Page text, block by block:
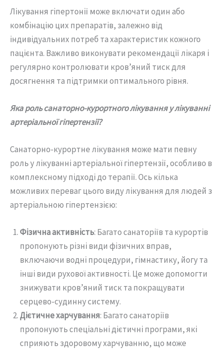
Лікування гіпертонії може включати один або
комбінацію цих препаратів, залежно від
індивідуальних потреб та характеристик кожного
пацієнта. Важливо виконувати рекомендації лікаря і
регулярно контролювати кров’яний тиск для
досягнення та підтримки оптимального рівня.
Яка роль санаторно-курортного лікування у лікуванні
артеріальної гіпертензії?
Санаторно-курортне лікування може мати певну
роль у лікуванні артеріальної гіпертензії, особливо в
комплексному підході до терапії. Ось кілька
можливих переваг цього виду лікування для людей з
артеріальною гіпертензією:
Фізична активність: Багато санаторіїв та курортів
пропонують різні види фізичних вправ,
включаючи водні процедури, гімнастику, йогу та
інші види рухової активності. Це може допомогти
знижувати кров’яний тиск та покращувати
серцево-судинну систему.
Дієтичне харчування: Багато санаторіїв
пропонують спеціальні дієтичні програми, які
сприяють здоровому харчуванню, що може